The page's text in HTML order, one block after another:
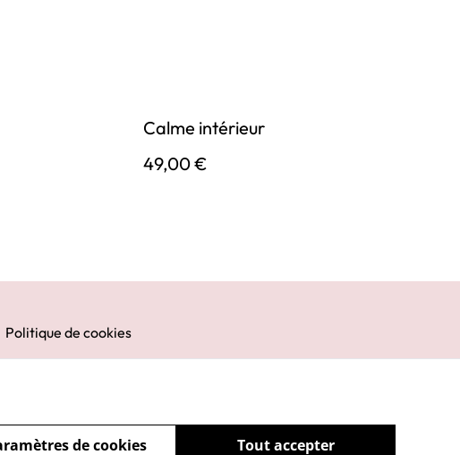
Calme intérieur
49,00 €
Politique de cookies
Tout accepter
de cookies